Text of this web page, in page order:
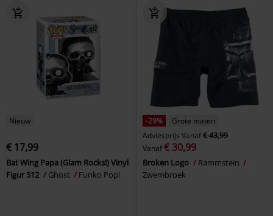
Nieuw
€ 17,99
Bat Wing Papa (Glam Rocks!) Vinyl
Figur 512
Ghost Funko Pop!
-29%
Grote maten
Adviesprijs Vanaf€ 43,99
Vanaf€ 30,99
Broken Logo
Rammstein
Zwembroek